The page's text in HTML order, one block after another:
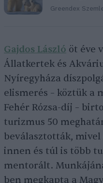
Greendex
Gajdos László öt éve
Állatkertek és
Nyíregyháza
elismerés – köztük a
Fehér Rózsa-díj –
turizmus 50
beválasztották,
innen és túl is több
mentorált.
ben megkapta a